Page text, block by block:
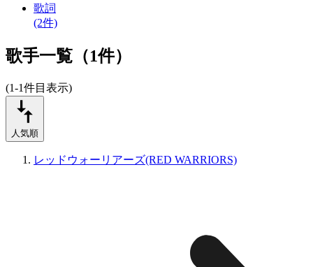
歌詞
(2件)
歌手一覧（1件）
(1-1件目表示)
人気順
レッドウォーリアーズ(RED WARRIORS)